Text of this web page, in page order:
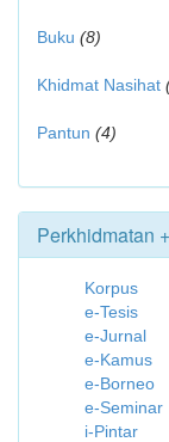
Buku (8)
Khidmat Nasihat
Pantun (4)
Perkhidmatan +
Korpus
e-Tesis
e-Jurnal
e-Kamus
e-Borneo
e-Seminar
i-Pintar